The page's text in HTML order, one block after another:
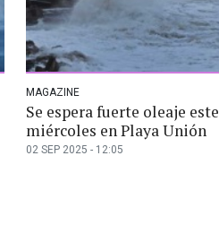
MAGAZINE
Se espera fuerte oleaje este
miércoles en Playa Unión
02 SEP 2025 - 12:05